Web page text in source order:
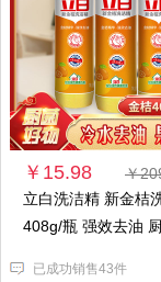
￥15.98
￥
立白洗洁精 新金桔
408g/瓶 强效去油 厨
已成功销售43件